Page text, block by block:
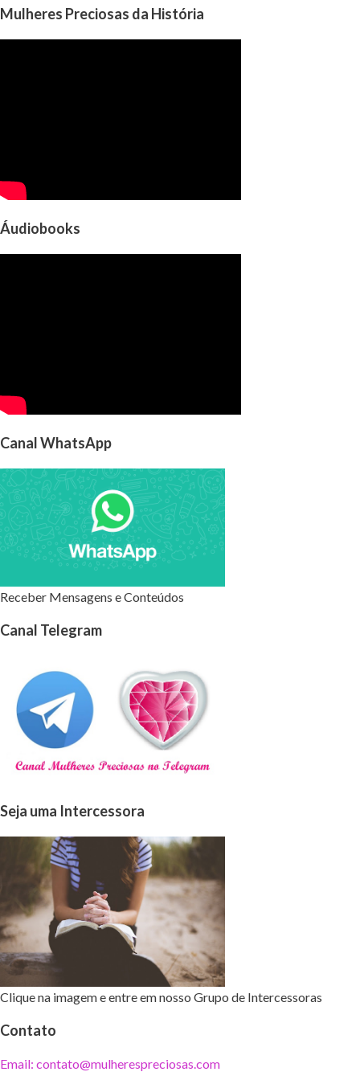
Mulheres Preciosas da História
Áudiobooks
Canal WhatsApp
Receber Mensagens e Conteúdos
Canal Telegram
Seja uma Intercessora
Clique na imagem e entre em nosso Grupo de Intercessoras
Contato
Email: contato@mulherespreciosas.com